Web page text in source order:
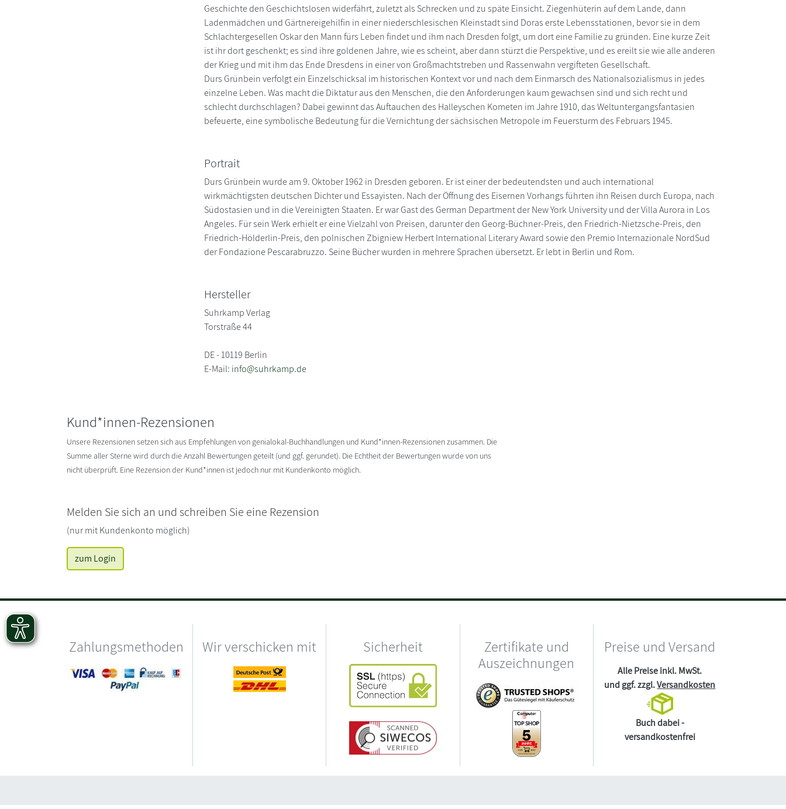
Geschichte den Geschichtslosen widerfährt, zuletzt als Schrecken und zu späte Einsicht. Ziegenhüterin auf dem Lande, dann
Ladenmädchen und Gärtnereigehilfin in einer niederschlesischen Kleinstadt sind Doras erste Lebensstationen, bevor sie in dem
Schlachtergesellen Oskar den Mann fürs Leben findet und ihm nach Dresden folgt, um dort eine Familie zu gründen. Eine kurze Zeit
ist ihr dort geschenkt; es sind ihre goldenen Jahre, wie es scheint, aber dann stürzt die Perspektive, und es ereilt sie wie alle anderen
der Krieg und mit ihm das Ende Dresdens in einer von Großmachtstreben und Rassenwahn vergifteten Gesellschaft.
Durs Grünbein verfolgt ein Einzelschicksal im historischen Kontext vor und nach dem Einmarsch des Nationalsozialismus in jedes
einzelne Leben. Was macht die Diktatur aus den Menschen, die den Anforderungen kaum gewachsen sind und sich recht und
schlecht durchschlagen? Dabei gewinnt das Auftauchen des Halleyschen Kometen im Jahre 1910, das Weltuntergangsfantasien
befeuerte, eine symbolische Bedeutung für die Vernichtung der sächsischen Metropole im Feuersturm des Februars 1945.
Portrait
Durs Grünbein wurde am 9. Oktober 1962 in Dresden geboren. Er ist einer der bedeutendsten und auch international
wirkmächtigsten deutschen Dichter und Essayisten. Nach der Öffnung des Eisernen Vorhangs führten ihn Reisen durch Europa, nach
Südostasien und in die Vereinigten Staaten. Er war Gast des German Department der New York University und der Villa Aurora in Los
Angeles. Für sein Werk erhielt er eine Vielzahl von Preisen, darunter den Georg-Büchner-Preis, den Friedrich-Nietzsche-Preis, den
Friedrich-Hölderlin-Preis, den polnischen Zbigniew Herbert International Literary Award sowie den Premio Internazionale NordSud
der Fondazione Pescarabruzzo. Seine Bücher wurden in mehrere Sprachen übersetzt. Er lebt in Berlin und Rom.
Hersteller
Suhrkamp Verlag
Torstraße 44
DE - 10119 Berlin
E-Mail: info@suhrkamp.de
Kund*innen-Rezensionen
Unsere Rezensionen setzen sich aus Empfehlungen von genialokal-Buchhandlungen und Kund*innen-Rezensionen zusammen. Die
Summe aller Sterne wird durch die Anzahl Bewertungen geteilt (und ggf. gerundet). Die Echtheit der Bewertungen wurde von uns
nicht überprüft. Eine Rezension der Kund*innen ist jedoch nur mit Kundenkonto möglich.
Melden Sie sich an und schreiben Sie eine Rezension
(nur mit Kundenkonto möglich)
zum Login
Zahlungsmethoden Wir verschicken mit Sicherheit
Zertifikate und
Auszeichnungen
Preise und Versand
Alle Preise inkl. MwSt.
und ggf. zzgl.Versandkosten
Buch dabei -
versandkostenfrei